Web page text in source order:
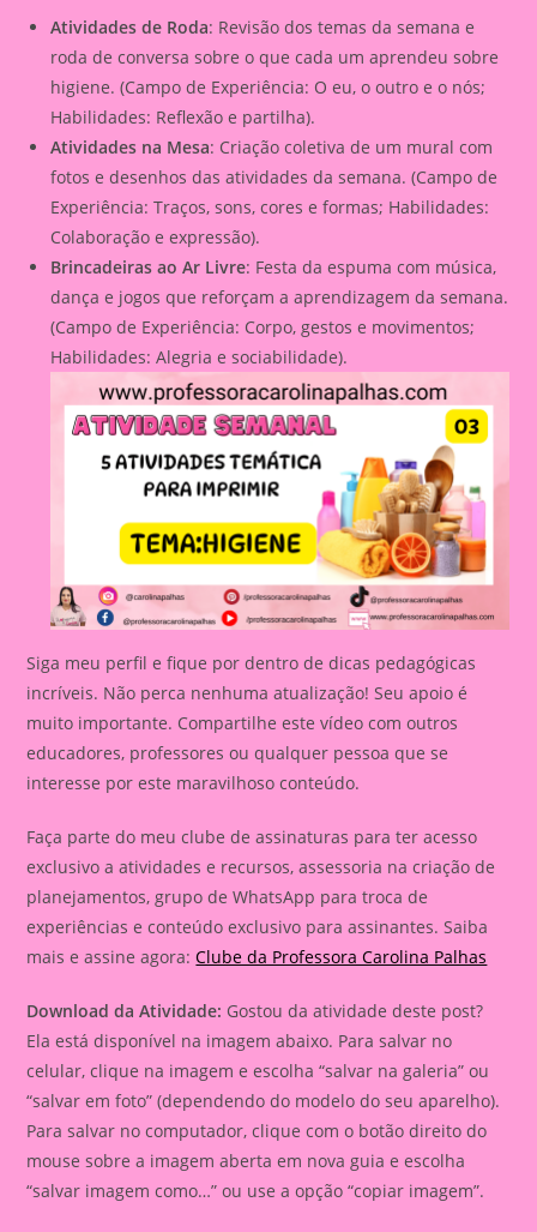
Atividades de Roda: Revisão dos temas da semana e
roda de conversa sobre o que cada um aprendeu sobre
higiene. (Campo de Experiência: O eu, o outro e o nós;
Habilidades: Reflexão e partilha).
Atividades na Mesa: Criação coletiva de um mural com
fotos e desenhos das atividades da semana. (Campo de
Experiência: Traços, sons, cores e formas; Habilidades:
Colaboração e expressão).
Brincadeiras ao Ar Livre: Festa da espuma com música,
dança e jogos que reforçam a aprendizagem da semana.
(Campo de Experiência: Corpo, gestos e movimentos;
Habilidades: Alegria e sociabilidade).
Siga meu perfil e fique por dentro de dicas pedagógicas
incríveis. Não perca nenhuma atualização! Seu apoio é
muito importante. Compartilhe este vídeo com outros
educadores, professores ou qualquer pessoa que se
interesse por este maravilhoso conteúdo.
Faça parte do meu clube de assinaturas para ter acesso
exclusivo a atividades e recursos, assessoria na criação de
planejamentos, grupo de WhatsApp para troca de
experiências e conteúdo exclusivo para assinantes. Saiba
mais e assine agora:Clube da Professora Carolina Palhas
Download da Atividade: Gostou da atividade deste post?
Ela está disponível na imagem abaixo. Para salvar no
celular, clique na imagem e escolha “salvar na galeria” ou
“salvar em foto” (dependendo do modelo do seu aparelho).
Para salvar no computador, clique com o botão direito do
mouse sobre a imagem aberta em nova guia e escolha
“salvar imagem como…” ou use a opção “copiar imagem”.